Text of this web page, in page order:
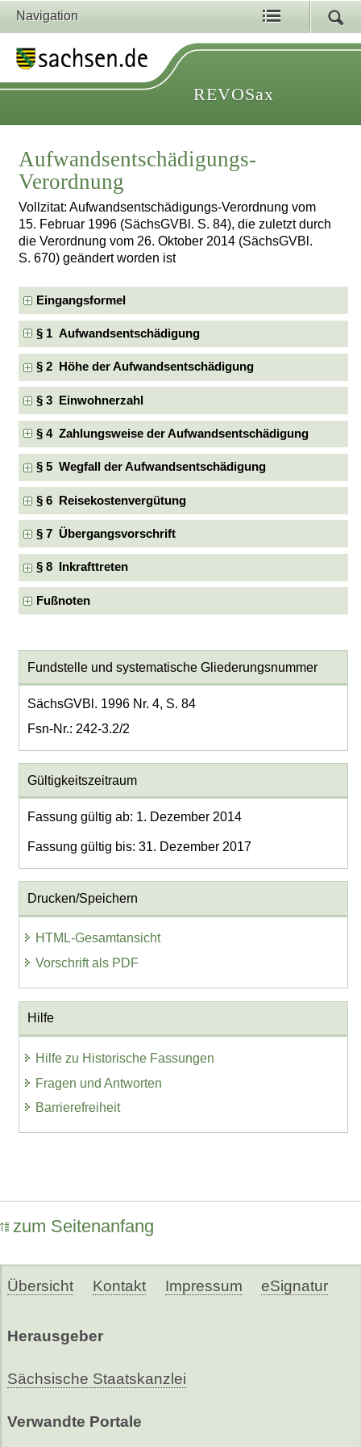
Navigation
REVOSax
Aufwandsentschädigungs-
Verordnung
Vollzitat: Aufwandsentschädigungs-Verordnung vom
15. Februar 1996 (SächsGVBl. S. 84), die zuletzt durch
die Verordnung vom 26. Oktober 2014 (SächsGVBl.
S. 670) geändert worden ist
Eingangsformel
§ 1 Aufwandsentschädigung
§ 2 Höhe der Aufwandsentschädigung
§ 3 Einwohnerzahl
§ 4 Zahlungsweise der Aufwandsentschädigung
§ 5 Wegfall der Aufwandsentschädigung
§ 6 Reisekostenvergütung
§ 7 Übergangsvorschrift
§ 8 Inkrafttreten
Fußnoten
Fundstelle und systematische Gliederungsnummer
SächsGVBl. 1996 Nr. 4, S. 84
Fsn-Nr.: 242-3.2/2
Gültigkeitszeitraum
Fassung gültig ab: 1. Dezember 2014
Fassung gültig bis: 31. Dezember 2017
Drucken/Speichern
HTML-Gesamtansicht
Vorschrift als PDF
Hilfe
Hilfe zu Historische Fassungen
Fragen und Antworten
Barrierefreiheit
zum Seitenanfang
Übersicht Kontakt Impressum eSignatur
Herausgeber
Sächsische Staatskanzlei
Verwandte Portale